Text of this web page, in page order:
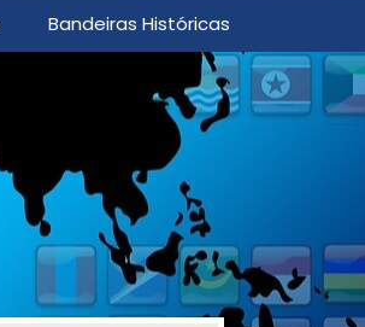
Bandeiras Históricas